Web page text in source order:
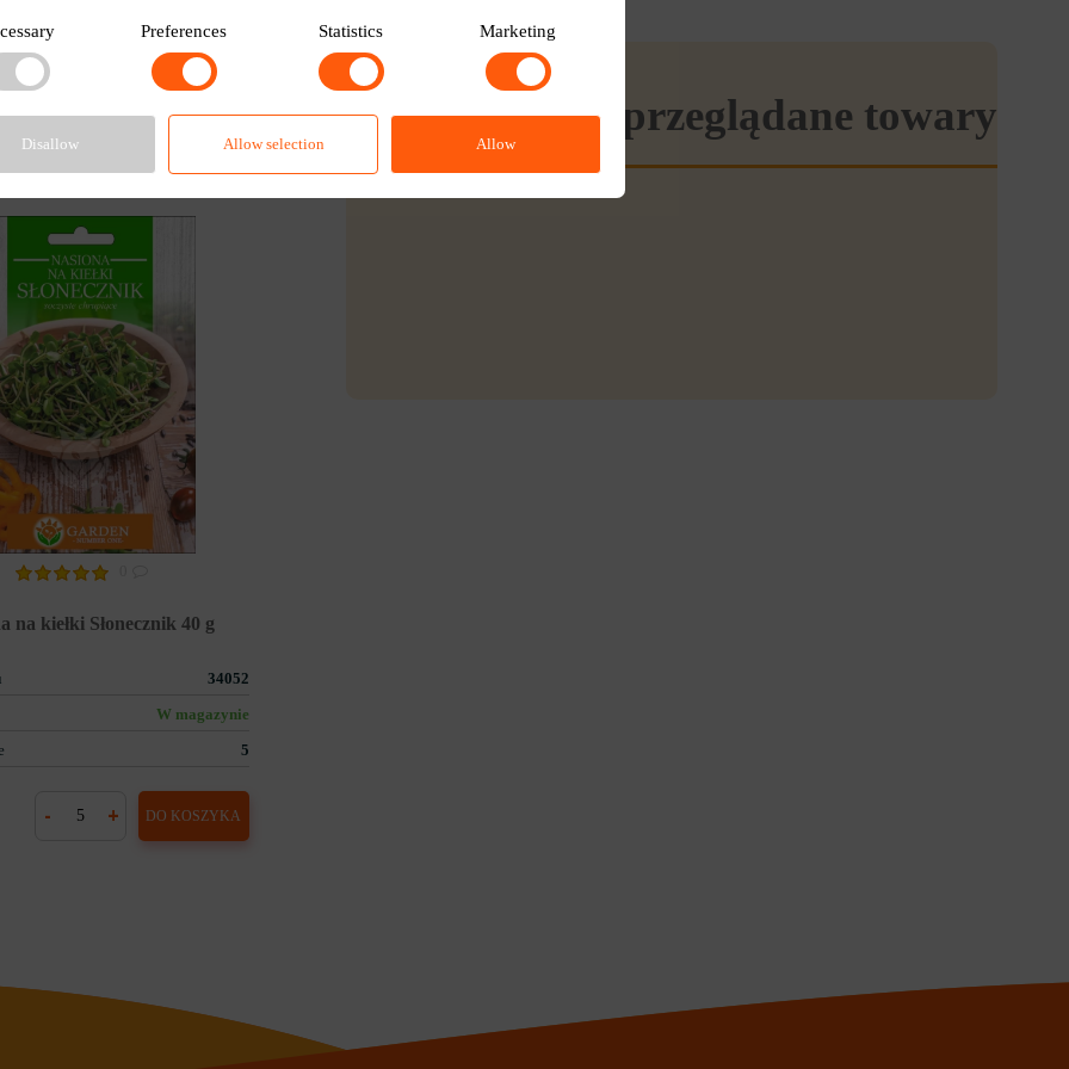
Ostatnio przeglądane towary
na kiełki Słonecznik 40 g
34052
W magazynie
5
+
- DO KOSZYKA
Preferences Statistics Marketing
Disallow Allow selection Allow